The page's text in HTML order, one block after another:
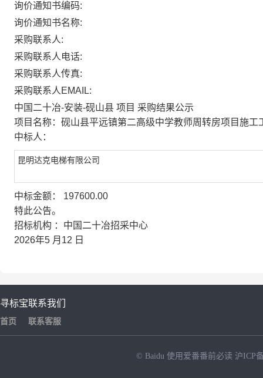
询价通知书编码:
询价通知书名称:
采购联系人:
采购联系人电话:
采购联系人传真:
采购联系人EMAIL:
中国二十冶-安装-砚山县 项目 采购结果公示
项目名称： 砚山县平远镇第二高级中学教师周转房项目施工
中标人：
昆明达克电梯有限公司
中标金额：
197600.00
特此公告。
招标机构 ：中国二十冶招采中心
2026年5 月12 日
寻标宝
首页
联系我们
联系客服
© Baidu 使用爱番番前必读 沪ICP